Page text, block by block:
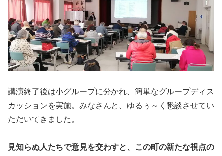
講演終了後は小グループに分かれ、簡単なグループディス
カッションを実施。みなさんと、ゆるぅ～く懇談させてい
ただいてきました。
見知らぬ人たちで意見を交わすと、この町の新たな視点の